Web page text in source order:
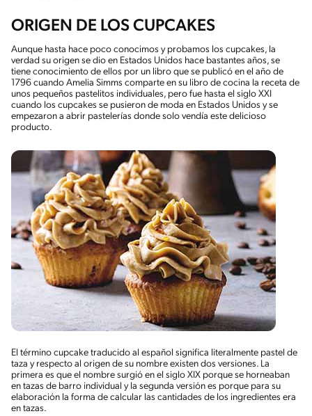
ORIGEN DE LOS CUPCAKES
Aunque hasta hace poco conocimos y probamos los cupcakes, la
verdad su origen se dio en Estados Unidos hace bastantes años, se
tiene conocimiento de ellos por un libro que se publicó en el año de
1796 cuando Amelia Simms comparte en su libro de cocina la receta de
unos pequeños pastelitos individuales, pero fue hasta el siglo XXI
cuando los cupcakes se pusieron de moda en Estados Unidos y se
empezaron a abrir pastelerías donde solo vendía este delicioso
producto.
El término cupcake traducido al español significa literalmente pastel de
taza y respecto al origen de su nombre existen dos versiones. La
primera es que el nombre surgió en el siglo XIX porque se horneaban
en tazas de barro individual y la segunda versión es porque para su
elaboración la forma de calcular las cantidades de los ingredientes era
en tazas.